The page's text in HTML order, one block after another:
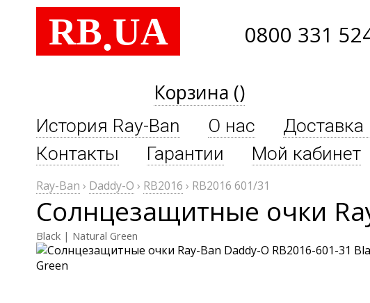
RB.UA 0800 331
Корзина ()
История Ray-Ban О нас
Контакты
Гарантии Мой кабинет
Ray-Ban › Daddy-O › RB2016 › RB2016 601/31
Солнцезащитные очки
Black | Natural Green